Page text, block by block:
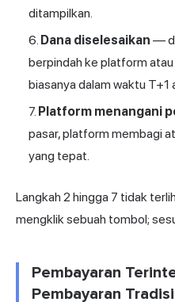
ditampilkan.
Dana diselesaikan —
berpindah ke platform
biasanya dalam waktu T+1
Platform menangani
pasar, platform membagi
yang tepat.
Langkah 2 hingga 7 tidak
mengklik sebuah tombol;
Pembayaran
Pembayaran